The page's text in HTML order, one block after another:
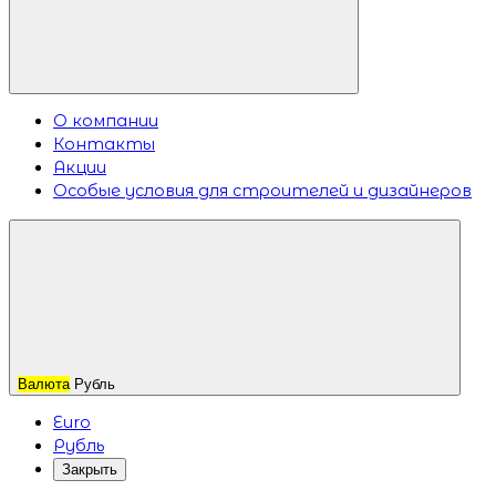
О компании
Контакты
Акции
Особые условия для строителей и дизайнеров
Валюта Рубль
Euro
Рубль
Закрыть